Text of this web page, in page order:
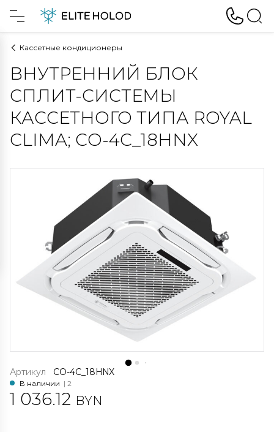
Кассетные кондиционеры
ВНУТРЕННИЙ БЛОК
СПЛИТ-СИСТЕМЫ
КАССЕТНОГО ТИПА ROYAL
CLIMA; CO-4C_18HNX
Артикул CO-4C_18HNX
В наличии | 2
1 036.12 BYN